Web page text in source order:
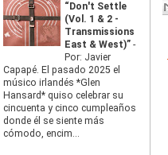
“Don't Settle
(Vol. 1 & 2 -
Transmissions
East & West)” -
Por: Javier
Capapé. El pasado 2025 el
músico irlandés *Glen
Hansard* quiso celebrar su
cincuenta y cinco cumpleaños
donde él se siente más
cómodo, encim...